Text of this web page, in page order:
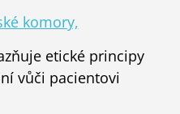
komory,
etické principy
vůči pacientovi